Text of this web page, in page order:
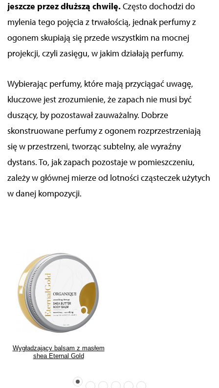
jeszcze przez dłuższą chwilę. Często dochodzi do
mylenia tego pojęcia z trwałością, jednak perfumy z
ogonem skupiają się przede wszystkim na mocnej
projekcji, czyli zasięgu, w jakim działają perfumy.
Wybierając perfumy, które mają przyciągać uwagę,
kluczowe jest zrozumienie, że zapach nie musi być
duszący, by pozostawał zauważalny. Dobrze
skonstruowane perfumy z ogonem rozprzestrzeniają
się w przestrzeni, tworząc subtelny, ale wyraźny
dystans. To, jak zapach pozostaje w pomieszczeniu,
zależy w głównej mierze od lotności cząsteczek użytych
w danej kompozycji.
Wygładzający balsam z masłem
shea Eternal Gold